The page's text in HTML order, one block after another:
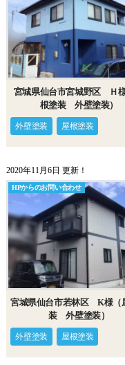
宮城県仙台市宮城野区 Ｈ
根塗装 外壁塗装）
外壁塗装 屋根塗装
2020年11月6日 更新！
HPからのお問い合わせ
宮城県仙台市若林区 K様（
装 外壁塗装）
外壁塗装 屋根塗装